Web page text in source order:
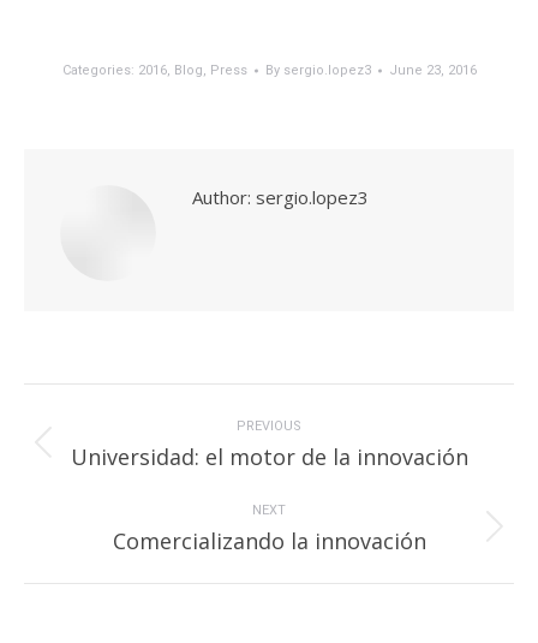
Categories: 2016, Blog, Press By sergio.lopez3 June 23, 2016
Author: sergio.lopez3
navigation
PREVIOUS
Previous
Universidad: el motor de la innovación
NEXT
Next
Comercializando la innovación